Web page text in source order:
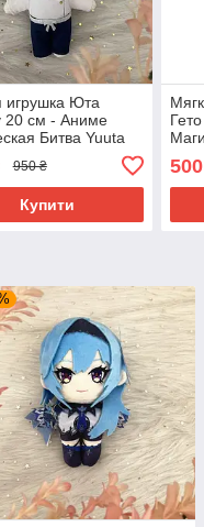
игрушка Юта
20 см - Аниме
Битва Yuuta
950 ₴
Купити
500